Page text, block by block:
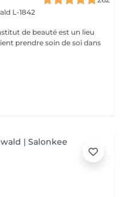
L-1842
de beauté est un lieu
prendre soin de soi dans